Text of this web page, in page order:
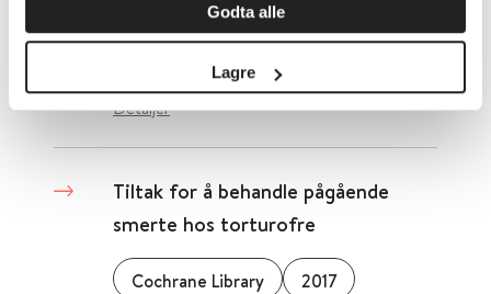
Godta alle
Lagre
Cochrane Library 2017
Detaljer
Tiltak for å behandle pågående
smerte hos torturofre
Cochrane Library 2017